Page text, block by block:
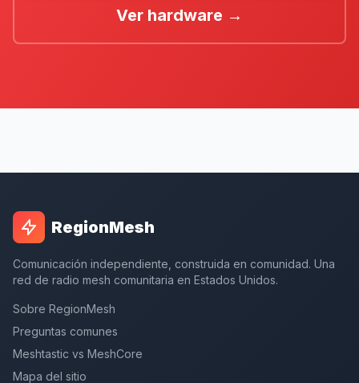
Ver hardware →
RegionMesh
Comunicación independiente, construida en comunidad. Una
red de radio mesh comunitaria en Estados Unidos.
Sobre RegionMesh
Preguntas comunes
Meshtastic vs MeshCore
Mapa del sitio